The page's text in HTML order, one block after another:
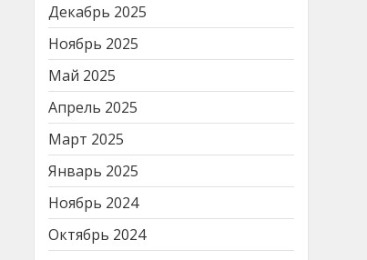
Декабрь 2025
Ноябрь 2025
Май 2025
Апрель 2025
Март 2025
Январь 2025
Ноябрь 2024
Октябрь 2024